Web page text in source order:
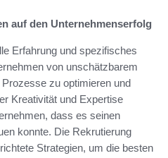
auf den Unternehmenserfolg
Erfahrung und spezifisches
von unschätzbarem
zu optimieren und
Kreativität und Expertise
dass es seinen
konnte. Die Rekrutierung
Strategien, um die besten